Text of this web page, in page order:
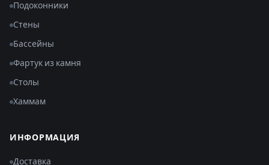
Подоконники
Стены
Бассейны
Фартук из камня
Столы
Хаммам
ИНФОРМАЦИЯ
Доставка